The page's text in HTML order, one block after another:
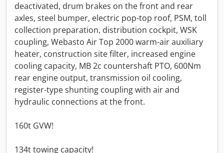
deactivated, drum brakes on the front and rear
axles, steel bumper, electric pop-top roof, PSM, toll
collection preparation, distribution cockpit, WSK
coupling, Webasto Air Top 2000 warm-air auxiliary
heater, construction site filter, increased engine
cooling capacity, MB 2c countershaft PTO, 600Nm
rear engine output, transmission oil cooling,
register-type shunting coupling with air and
hydraulic connections at the front.
160t GVW!
134t towing capacity!